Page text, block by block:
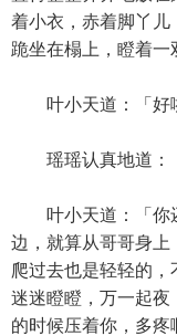
着小衣，赤着脚丫儿
跪坐在榻上，瞪着一
叶小天道：「好啦
瑶瑶认真地道：「
叶小天道：「你还
边，就算从哥哥身上
爬过去也是轻轻的
迷迷瞪瞪，万一起夜
的时候压着你，多疼